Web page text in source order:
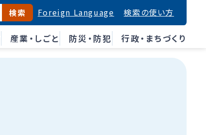
産業・しごと 防災・防犯 行政・まちづくり
検索 Foreign Language 検索の使い方